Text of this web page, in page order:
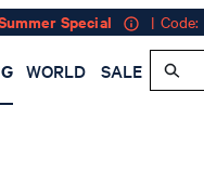
Special | Code:
WORLD SALE